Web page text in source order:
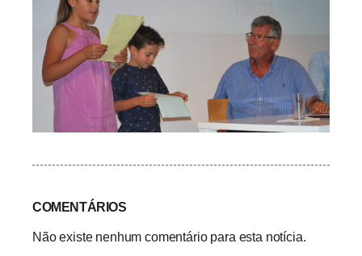
COMENTÁRIOS
Não existe nenhum comentário para esta notícia.